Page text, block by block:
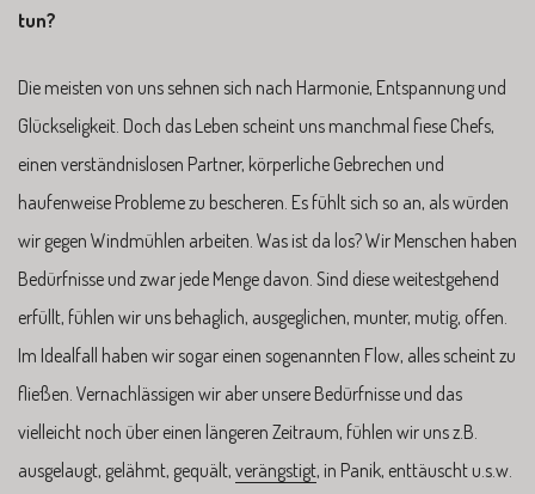
tun?
Die meisten von uns sehnen sich nach Harmonie, Entspannung und
Glückseligkeit. Doch das Leben scheint uns manchmal fiese Chefs,
einen verständnislosen Partner, körperliche Gebrechen und
haufenweise Probleme zu bescheren. Es fühlt sich so an, als würden
wir gegen Windmühlen arbeiten. Was ist da los? Wir Menschen haben
Bedürfnisse und zwar jede Menge davon. Sind diese weitestgehend
erfüllt, fühlen wir uns behaglich, ausgeglichen, munter, mutig, offen.
Im Idealfall haben wir sogar einen sogenannten Flow, alles scheint zu
fließen. Vernachlässigen wir aber unsere Bedürfnisse und das
vielleicht noch über einen längeren Zeitraum, fühlen wir uns z.B.
ausgelaugt, gelähmt, gequält, verängstigt, in Panik, enttäuscht u.s.w.